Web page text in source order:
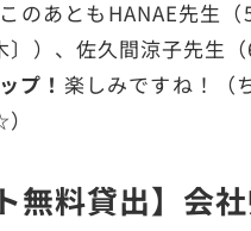
のあともHANAE先生
〕）、佐久間涼子先生
プ！ 楽しみですね！（
無料貸出】会